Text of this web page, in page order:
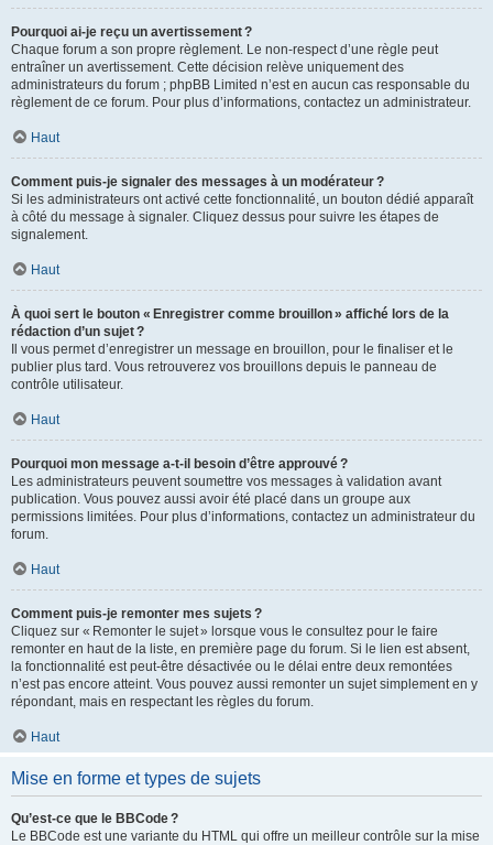
Pourquoi ai-je reçu un avertissement ?
Chaque forum a son propre règlement. Le non-respect d’une règle peut
entraîner un avertissement. Cette décision relève uniquement des
administrateurs du forum ; phpBB Limited n’est en aucun cas responsable du
règlement de ce forum. Pour plus d’informations, contactez un administrateur.
Haut
Comment puis-je signaler des messages à un modérateur ?
Si les administrateurs ont activé cette fonctionnalité, un bouton dédié apparaît
à côté du message à signaler. Cliquez dessus pour suivre les étapes de
signalement.
Haut
À quoi sert le bouton « Enregistrer comme brouillon » affiché lors de la
rédaction d’un sujet ?
Il vous permet d’enregistrer un message en brouillon, pour le finaliser et le
publier plus tard. Vous retrouverez vos brouillons depuis le panneau de
contrôle utilisateur.
Haut
Pourquoi mon message a-t-il besoin d’être approuvé ?
Les administrateurs peuvent soumettre vos messages à validation avant
publication. Vous pouvez aussi avoir été placé dans un groupe aux
permissions limitées. Pour plus d’informations, contactez un administrateur du
forum.
Haut
Comment puis-je remonter mes sujets ?
Cliquez sur « Remonter le sujet » lorsque vous le consultez pour le faire
remonter en haut de la liste, en première page du forum. Si le lien est absent,
la fonctionnalité est peut-être désactivée ou le délai entre deux remontées
n’est pas encore atteint. Vous pouvez aussi remonter un sujet simplement en y
répondant, mais en respectant les règles du forum.
Haut
Mise en forme et types de sujets
Qu’est-ce que le BBCode ?
Le BBCode est une variante du HTML qui offre un meilleur contrôle sur la mise